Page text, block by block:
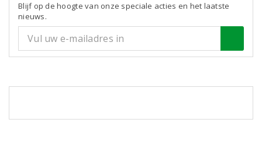
Blijf op de hoogte van onze speciale acties en het laatste
nieuws.